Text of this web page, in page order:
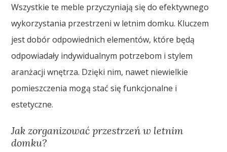
Wszystkie te meble przyczyniają się do efektywnego
wykorzystania przestrzeni w letnim domku. Kluczem
jest dobór odpowiednich elementów, które będą
odpowiadały indywidualnym potrzebom i stylem
aranżacji wnętrza. Dzięki nim, nawet niewielkie
pomieszczenia mogą stać się funkcjonalne i
estetyczne.
Jak zorganizować przestrzeń w letnim
domku?